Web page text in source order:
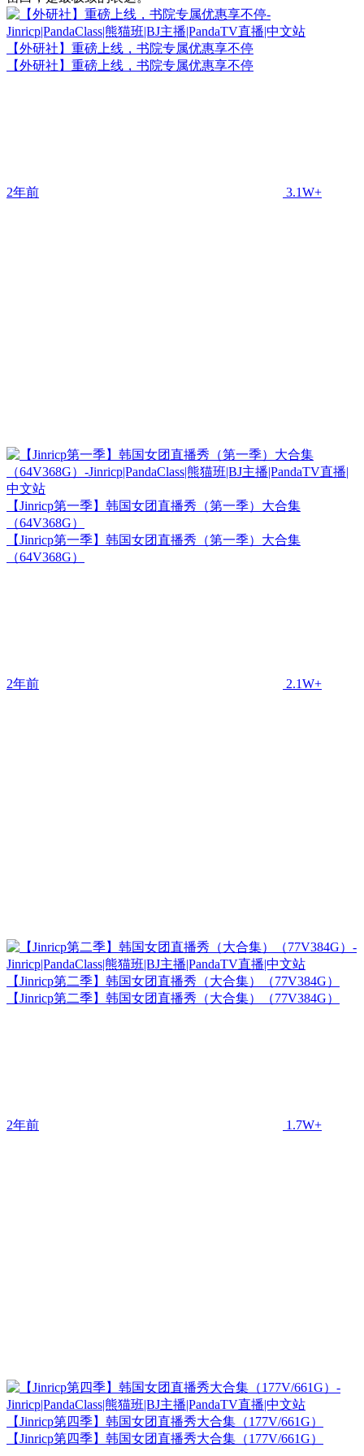
【外研社】重磅上线，书院专属优惠享不停
【外研社】重磅上线，书院专属优惠享不停
2年前 3.1W+
【Jinricp第一季】韩国女团直播秀（第一季）大合集
（64V368G）
【Jinricp第一季】韩国女团直播秀（第一季）大合集
（64V368G）
2年前 2.1W+
【Jinricp第二季】韩国女团直播秀（大合集）（77V384G）
【Jinricp第二季】韩国女团直播秀（大合集）（77V384G）
2年前 1.7W+
【Jinricp第四季】韩国女团直播秀大合集（177V/661G）
【Jinricp第四季】韩国女团直播秀大合集（177V/661G）